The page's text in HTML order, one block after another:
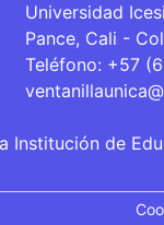
Universidad
Pance, Cali -
Teléfono: +57
Institución de